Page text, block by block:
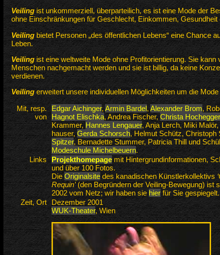
Veilingist unkommerziell, überparteilich, es ist eine Mode der
ohne Einschränkungen für Geschlecht, Einkommen, Gesundheit
Veilingbietet Personen „des öffentlichen Lebens“ eine Chance
Leben.
Veilingist eine weltweite Mode ohne Profitorientierung. Sie kann
Menschen nachgemacht werden und sie ist billig, da keine
verdienen.
Veilingerweitert unsere individuellen Möglichkeiten um die Mode
Mit, resp.
von
Edgar Aichinger,Armin Bardel,Alexander Brom,
Hagnot Elischka, Andrea Fischer, Christa Hoch­egger
Krammer,Hannes Leng­auer, Anja Lerch, Miki
hauser,Gerda Schorsch, Helmut Schütz,
Spitzer, Berna­dette Stummer, Patricia Thill und
Modeschule Michel­beuern.
Links
Projekthomepagemit Hintergrund­informationen,
und über 100 Fotos.
Die Originalsite des kanadischen Künstlerkollektivs
Requin’(den Begründern der Veiling-Bewegung) ist
2002 vom Netz; wir haben siehierfür Sie gespiegelt.
Zeit, Ort
Dezember 2001
WUK-Theater, Wien